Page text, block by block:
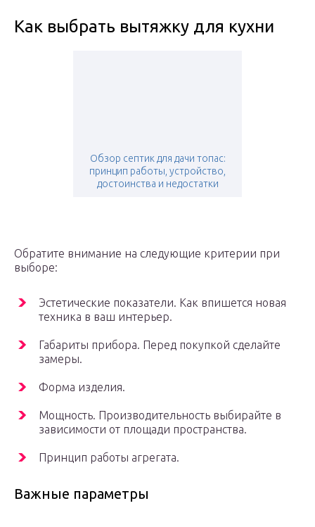
Как выбрать вытяжку для кухни
Обзор септик для дачи топас:
принцип работы, устройство,
достоинства и недостатки
Обратите внимание на следующие критерии при
выборе:
Эстетические показатели. Как впишется новая
техника в ваш интерьер.
Габариты прибора. Перед покупкой сделайте
замеры.
Форма изделия.
Мощность. Производительность выбирайте в
зависимости от площади пространства.
Принцип работы агрегата.
Важные параметры